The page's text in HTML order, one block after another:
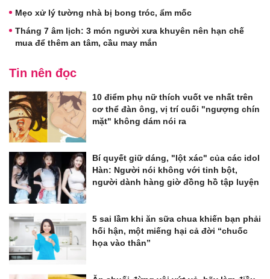
Mẹo xử lý tường nhà bị bong tróc, ẩm mốc
Tháng 7 âm lịch: 3 món người xưa khuyên nên hạn chế
mua để thêm an tâm, cầu may mắn
Tin nên đọc
10 điểm phụ nữ thích vuốt ve nhất trên
cơ thể đàn ông, vị trí cuối "ngượng chín
mặt" không dám nói ra
Bí quyết giữ dáng, "lột xác" của các idol
Hàn: Người nói không với tinh bột,
người dành hàng giờ đồng hồ tập luyện
5 sai lầm khi ăn sữa chua khiến bạn phải
hối hận, một miếng hại cả đời “chuốc
họa vào thân”